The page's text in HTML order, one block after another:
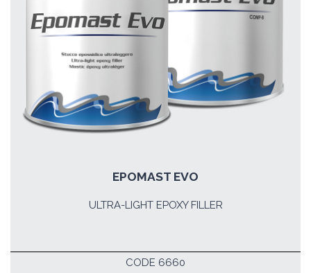
EPOMAST EVO
ULTRA-LIGHT EPOXY FILLER
CODE 6660